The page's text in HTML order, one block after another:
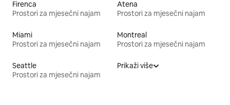
Firenca
Prostori za mjesečni najam
Atena
Prostori za mjesečni najam
Miami
Prostori za mjesečni najam
Montreal
Prostori za mjesečni najam
Seattle
Prostori za mjesečni najam
Prikaži više